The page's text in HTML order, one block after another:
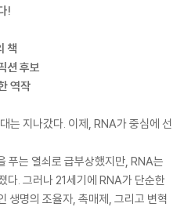
!
책
션 후보
역작
는 지나갔다. 이제, RNA가 중심에 선
푸는 열쇠로 급부상했지만, RNA는
다. 그러나 21세기에 RNA가 단순한
생명의 조율자, 촉매제, 그리고 변혁